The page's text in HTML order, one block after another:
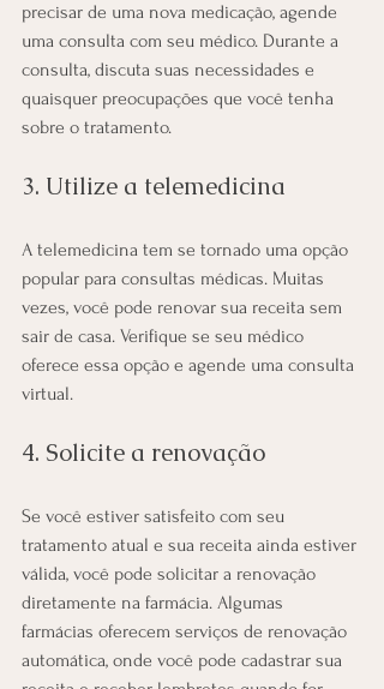
precisar de uma nova medicação, agende
uma consulta com seu médico. Durante a
consulta, discuta suas necessidades e
quaisquer preocupações que você tenha
sobre o tratamento.
3. Utilize a telemedicina
A telemedicina tem se tornado uma opção
popular para consultas médicas. Muitas
vezes, você pode renovar sua receita sem
sair de casa. Verifique se seu médico
oferece essa opção e agende uma consulta
virtual.
4. Solicite a renovação
Se você estiver satisfeito com seu
tratamento atual e sua receita ainda estiver
válida, você pode solicitar a renovação
diretamente na farmácia. Algumas
farmácias oferecem serviços de renovação
automática, onde você pode cadastrar sua